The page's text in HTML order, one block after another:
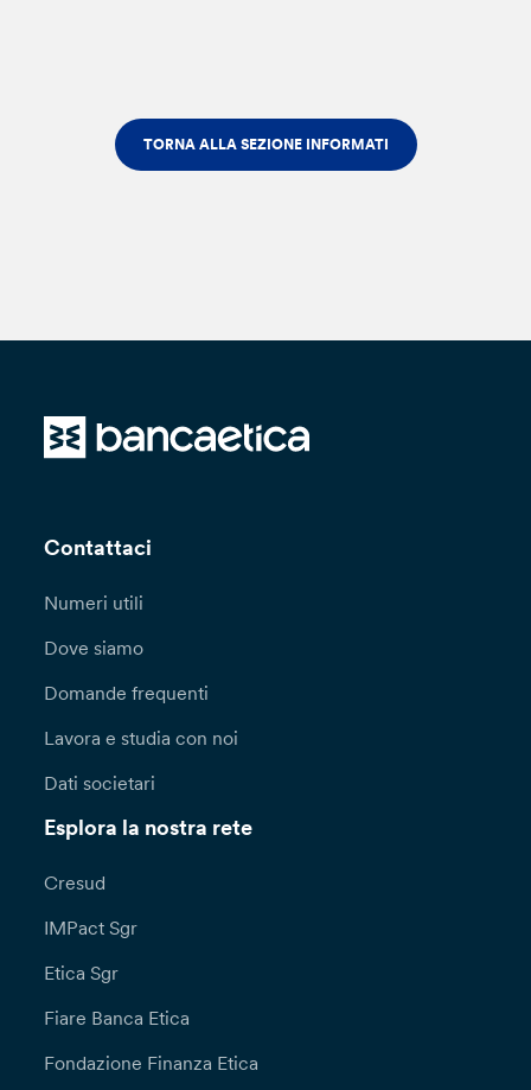
TORNA ALLA SEZIONE INFORMATI
Contattaci
Numeri utili
Dove siamo
Domande frequenti
Lavora e studia con noi
Dati societari
Esplora la nostra rete
Cresud
IMPact Sgr
Etica Sgr
Fiare Banca Etica
Fondazione Finanza Etica